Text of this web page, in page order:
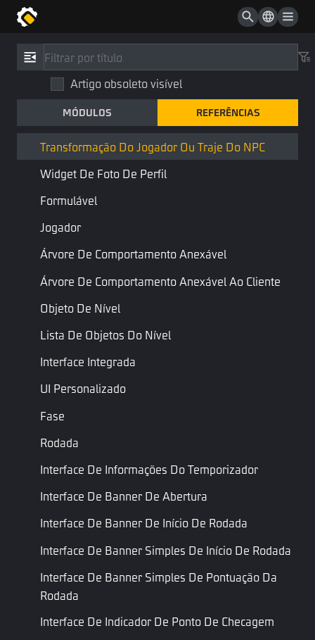
Artigo obsoleto visível
MÓDULOS REFERÊNCIAS
Spawnable
Redefinível
Traje Do Jogador
Transformação Do Jogador Ou Traje Do NPC
Widget De Foto De Perfil
Formulável
Jogador
Árvore De Comportamento Anexável
Árvore De Comportamento Anexável Ao Cliente
Objeto De Nível
Lista De Objetos Do Nível
Interface Integrada
UI Personalizado
Fase
Rodada
Interface De Informações Do Temporizador
Interface De Banner De Abertura
Interface De Banner De Início De Rodada
Interface De Banner Simples De Início De Rodada
Interface De Banner Simples De Pontuação Da
Rodada
Interface De Indicador De Ponto De Checagem
Referências / Tipo
Transformação do jogador ou
Traje do NPC
TransformClothInfo
Coleção Componente
Combinar: Entidade
As informações do traje que o jogador precisa manter ao se
transformar em outro personagem
Propriedades
Nome Tipo Descrição
IDs de
Arma
ID de
Somente
ID da Skin
Mochila
leitura
ID da skin de
Mochila
ID de
Somente
Definir ID
Cabeça
roupa
leitura
Head